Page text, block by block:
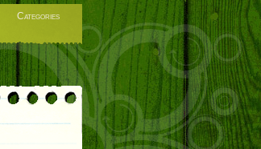
Categories